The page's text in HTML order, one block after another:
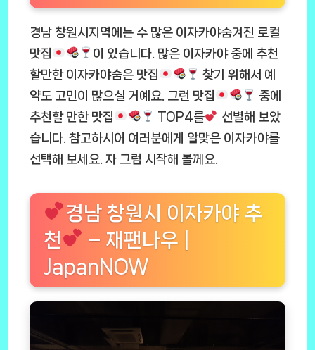
경남 창원시지역에는 수 많은 이자카야숨겨진 로컬
맛집
이 있습니다. 많은 이자카야 중에 추천
할만한 이자카야숨은 맛집
찾기 위해서 예
약도 고민이 많으실 거예요. 그런 맛집
중에
추천할 만한 맛집
TOP4를
선별해 보았
습니다. 참고하시어 여러분에게 알맞은 이자카야를
선택해 보세요. 자 그럼 시작해 볼께요.
경남 창원시 이자카야 추
천
– 재팬나우 |
JapanNOW